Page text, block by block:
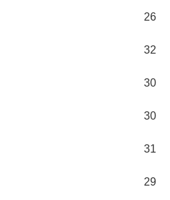
26
32
30
30
31
29